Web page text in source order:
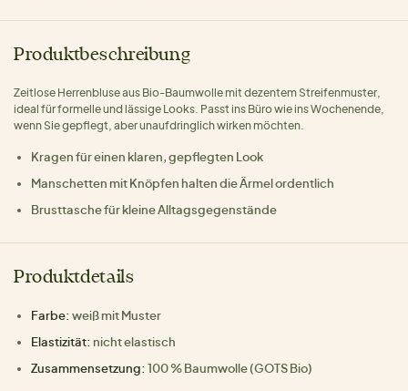
Produktbeschreibung
Zeitlose Herrenbluse aus Bio-Baumwolle mit dezentem Streifenmuster,
ideal für formelle und lässige Looks. Passt ins Büro wie ins Wochenende,
wenn Sie gepflegt, aber unaufdringlich wirken möchten.
Kragen für einen klaren, gepflegten Look
Manschetten mit Knöpfen halten die Ärmel ordentlich
Brusttasche für kleine Alltagsgegenstände
Produktdetails
Farbe: weiß mit Muster
Elastizität: nicht elastisch
Zusammensetzung: 100 % Baumwolle (GOTS Bio)